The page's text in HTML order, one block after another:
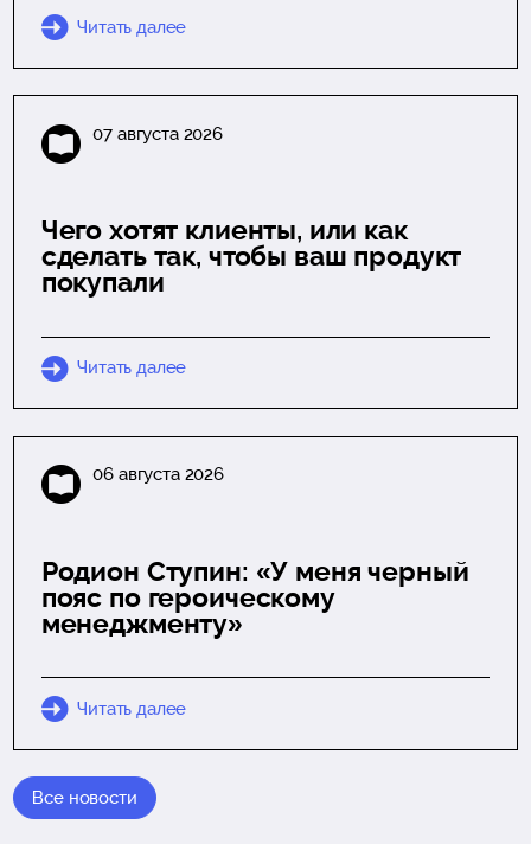
Читать далее
07 августа 2026
Чего хотят клиенты, или как
сделать так, чтобы ваш продукт
покупали
Читать далее
06 августа 2026
Родион Ступин: «У меня черный
пояс по героическому
менеджменту»
Читать далее
Все новости